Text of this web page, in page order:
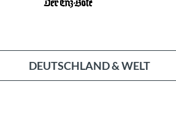
DEUTSCHLAND & WELT